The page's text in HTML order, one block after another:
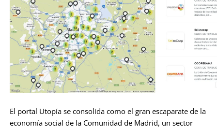
El portal Utopía se consolida como el gran escaparate de la
economía social de la Comunidad de Madrid, un sector